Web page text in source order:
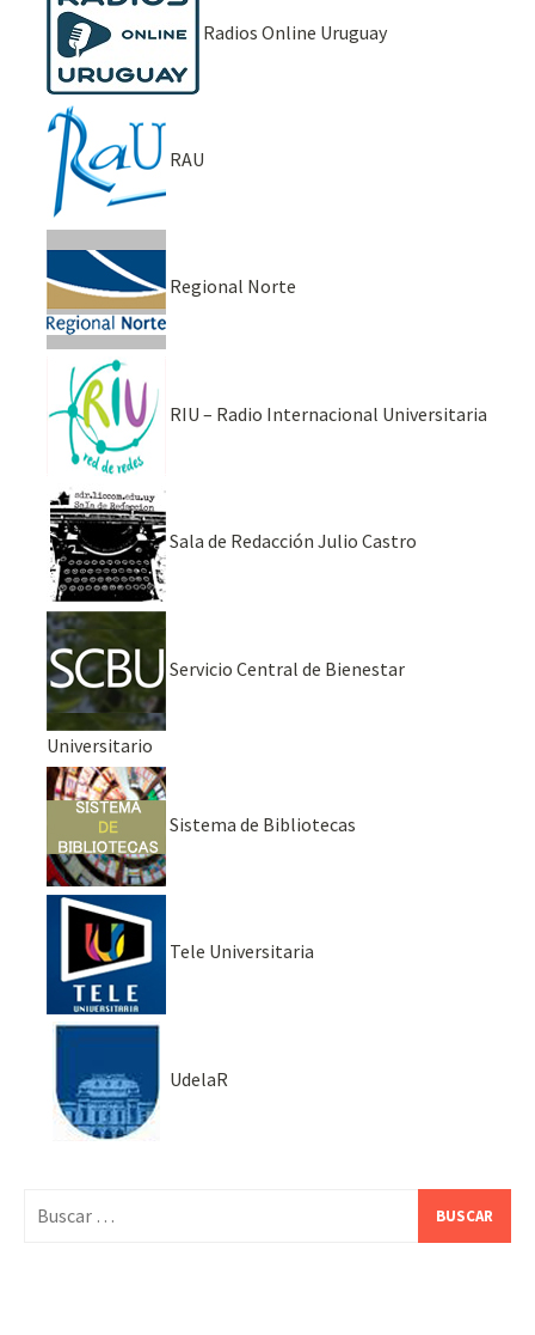
Radios Online Uruguay
RAU
Regional Norte
RIU – Radio Internacional Universitaria
Sala de Redacción Julio Castro
Servicio Central de Bienestar
Universitario
Sistema de Bibliotecas
Tele Universitaria
UdelaR